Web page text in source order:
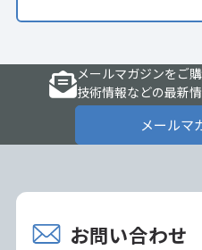
メールマガジンをご
技術情報などの最新
メールマ
お問い合わせ